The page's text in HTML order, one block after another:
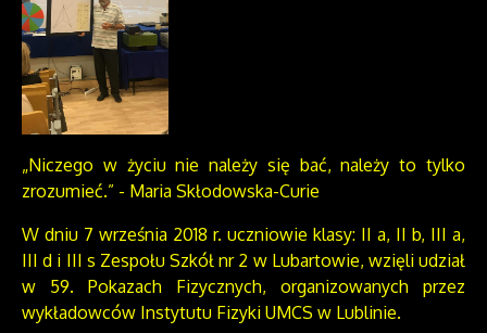
„Niczego w życiu nie należy się bać, należy to tylko
zrozumieć.” - Maria Skłodowska-Curie
W dniu 7 września 2018 r. uczniowie klasy: II a, II b, III a,
III d i III s Zespołu Szkół nr 2 w Lubartowie, wzięli udział
w 59. Pokazach Fizycznych, organizowanych przez
wykładowców Instytutu Fizyki UMCS w Lublinie.